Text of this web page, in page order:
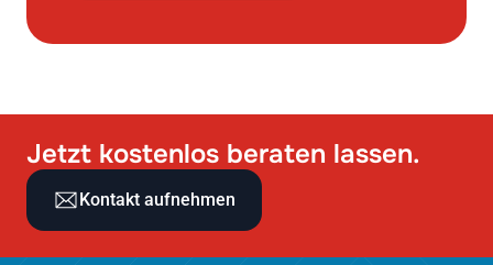
Jetzt kostenlos beraten lassen.
Kontakt aufnehmen